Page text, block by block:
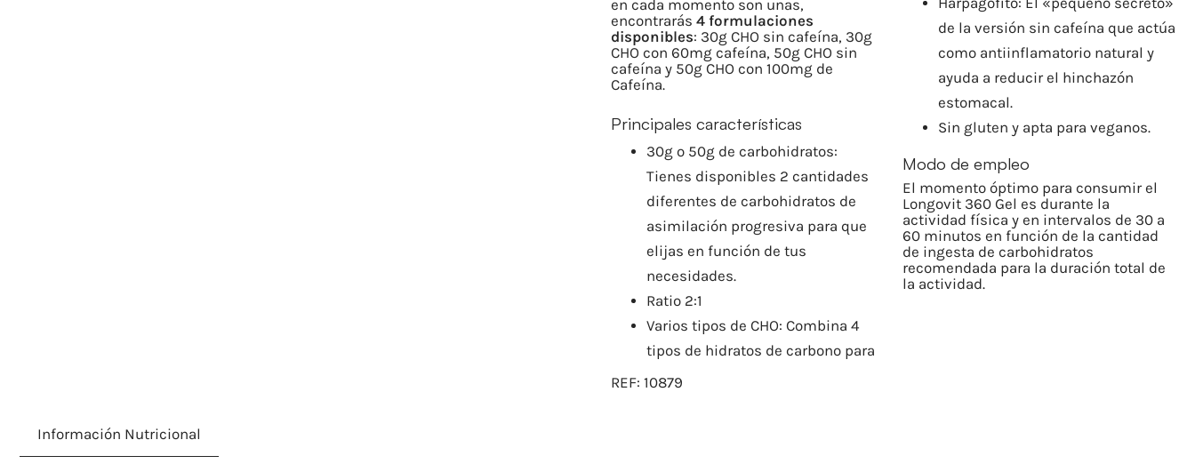
en cada momento son unas,
encontrarás 4 formulaciones
disponibles: 30g CHO sin cafeína, 30g
CHO con 60mg cafeína, 50g CHO sin
cafeína y 50g CHO con 100mg de
Cafeína.
Principales características
30g o 50g de carbohidratos:
Tienes disponibles 2 cantidades
diferentes de carbohidratos de
asimilación progresiva para que
elijas en función de tus
necesidades.
Ratio 2:1
Varios tipos de CHO: Combina 4
tipos de hidratos de carbono para
de la versión sin cafeína que actúa
como antiinflamatorio natural y
ayuda a reducir el hinchazón
estomacal.
Sin gluten y apta para veganos.
Modo de empleo
El momento óptimo para consumir el
Longovit 360 Gel es durante la
actividad física y en intervalos de 30 a
60 minutos en función de la cantidad
de ingesta de carbohidratos
recomendada para la duración total de
la actividad.
REF: 10879
Información Nutricional